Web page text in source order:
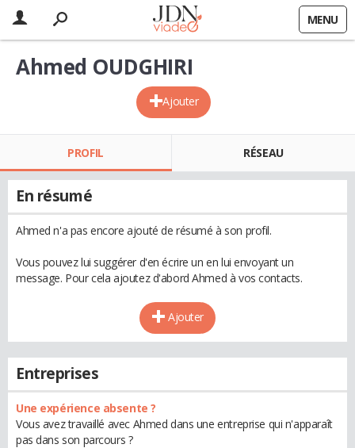
MENU
Ajouter
Ahmed OUDGHIRI
PROFIL RÉSEAU
En résumé
Ahmed n'a pas encore ajouté de résumé à son profil.
Vous pouvez lui suggérer d'en écrire un en lui envoyant un
message. Pour cela ajoutez d'abord Ahmed à vos contacts.
Ajouter
Entreprises
Une expérience absente ?
Vous avez travaillé avec Ahmed dans une entreprise qui n'apparaît
pas dans son parcours ?